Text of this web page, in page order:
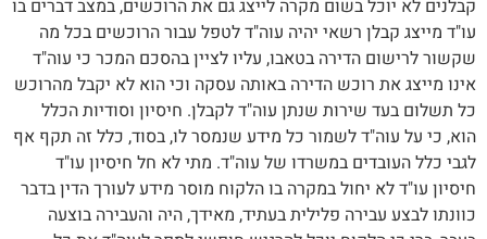
קבלנים לא יוכל בשום מקרה לייצג גם את הרוכשים, במצב דברים בו
עו"ד מייצג קבלן רשאי יהיה עוה"ד לטפל עבור הרוכשים בכל מה
שקשור לרישום הדירה בטאבו, עליו לציין בהסכם המכר כי עוה"ד
אינו מייצג את רוכש הדירה באותה עסקה וכי הוא לא יקבל מהרוכש
כל תשלום בעד שירות שנתן עוה"ד לקבלן. חיסיון וסודיות הכלל
הוא, כי על עוה"ד לשמור כל מידע שנמסר לו, בסוד, כלל זה תקף אף
לגבי כלל העובדים במשרדו של עוה"ד. מתי לא חל חיסיון עו"ד
חיסיון עו"ד לא יחול במקרה בו הלקוח מוסר מידע לעורך הדין בדבר
כוונתו לבצע עבירה פלילית בעתיד, מאידך, היה והעבירה בוצעה